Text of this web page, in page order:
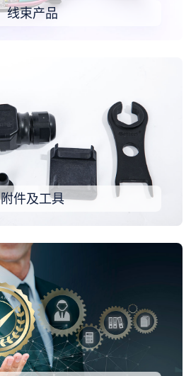
线束产品
附件及工具